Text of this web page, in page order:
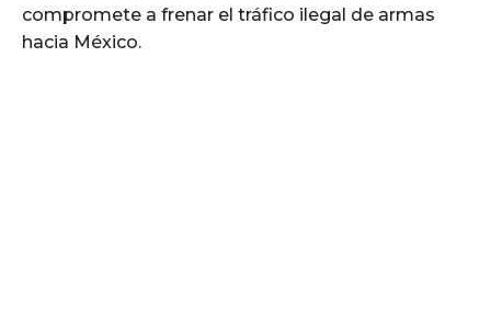
compromete a frenar el tráfico ilegal de armas
hacia México.